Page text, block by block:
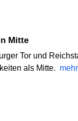
Mitte
Tor und
als Mitte. mehr